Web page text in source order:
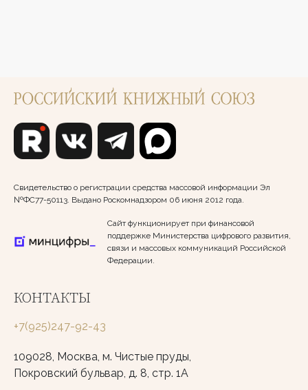
Свидетельство о регистрации средства массовой информации Эл
№ФС77-50113. Выдано Роскомнадзором 06 июня 2012 года.
Сайт функционирует при финансовой
поддержке Министерства цифрового развития,
связи и массовых коммуникаций Российской
Федерации.
КОНТАКТЫ
+7(925)247-92-43
109028, Москва, м. Чистые пруды,
Покровский бульвар, д. 8, стр. 1А